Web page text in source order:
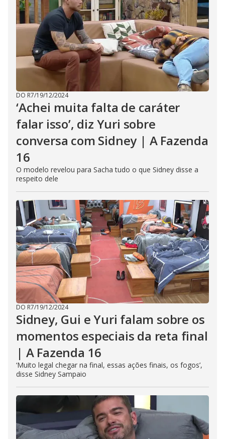
DO R7/19/12/2024
‘Achei muita falta de caráter
falar isso’, diz Yuri sobre
conversa com Sidney | A Fazenda
16
O modelo revelou para Sacha tudo o que Sidney disse a
respeito dele
DO R7/19/12/2024
Sidney, Gui e Yuri falam sobre os
momentos especiais da reta final
| A Fazenda 16
‘Muito legal chegar na final, essas ações finais, os fogos’,
disse Sidney Sampaio